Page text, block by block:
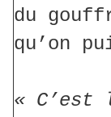
du
qu’on
« C’est